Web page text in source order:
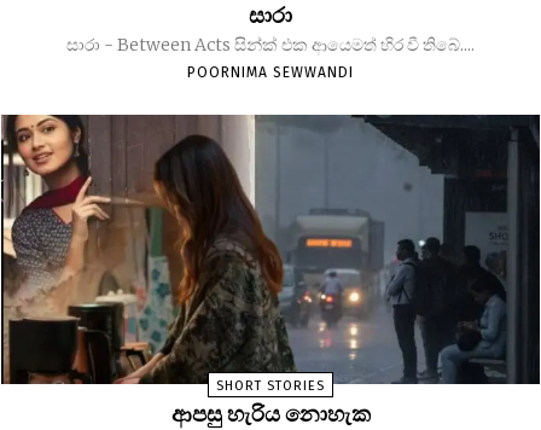
සාරා
සාරා - Between Acts සින්ක් එක ආයෙමත් හිර වී තිබේ....
POORNIMA SEWWANDI
SHORT STORIES
ආපසු හැරිය නොහැක